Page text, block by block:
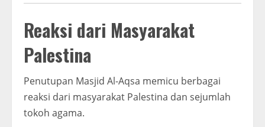
Reaksi dari Masyarakat
Palestina
Penutupan Masjid Al-Aqsa memicu berbagai
reaksi dari masyarakat Palestina dan sejumlah
tokoh agama.